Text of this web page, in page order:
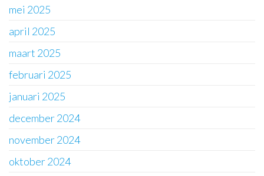
mei 2025
april 2025
maart 2025
februari 2025
januari 2025
december 2024
november 2024
oktober 2024